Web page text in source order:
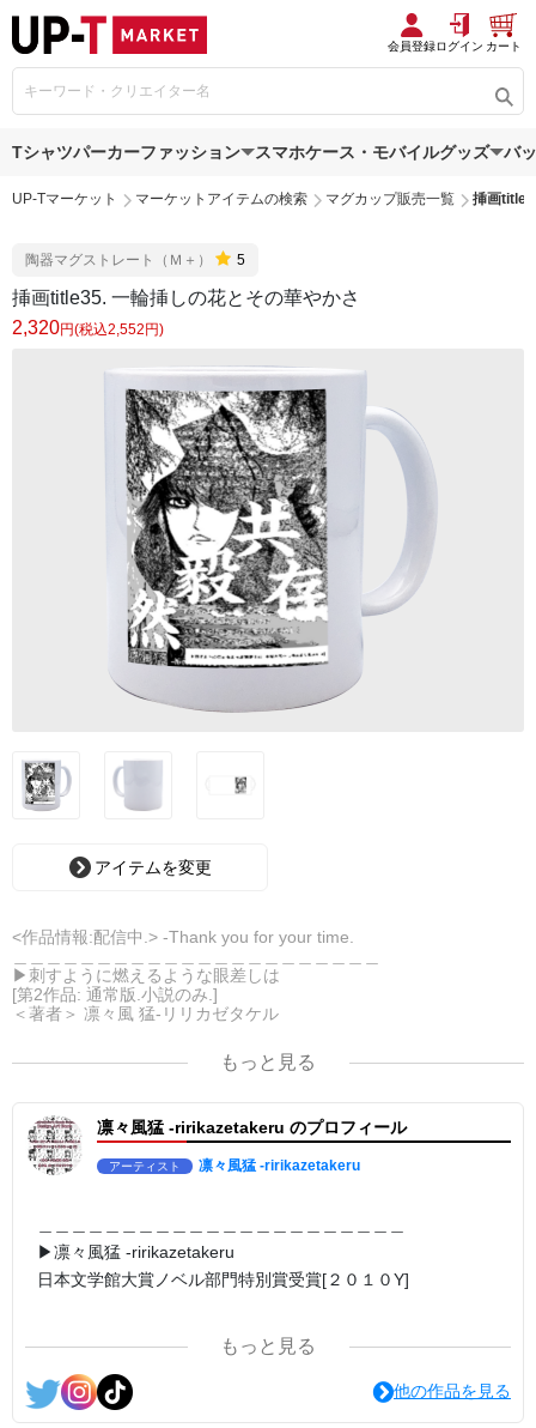
会員登録ログイン カート
Tシャツパーカーファッション スマホケース・モバイルグッズ バ
UP-Tマーケット マーケットアイテムの検索 マグカップ販売一覧 挿画
陶器マグストレート（Ｍ＋） 5
挿画title35. 一輪挿しの花とその華やかさ
2,320円(税込2,552円)
アイテムを変更
<作品情報:配信中.> -Thank you for your time.
▶︎刺すように燃えるような眼差しは
[第2作品: 通常版.小説のみ.]
＜著者＞ 凛々風 猛-リリカゼタケル
英語版: https://amzn.asia/d/eLvAyy5
＿＿＿＿＿＿＿＿＿＿＿＿＿＿＿＿＿＿＿＿＿＿
第2作品の章: “刺すように燃えるような眼差しは”
部分[主人公である小説家の遺作]を絵本化。
＜小説/絵本版＞ 凛々風猛-ririkazetakeru
日本語版: https://amzn.asia/d/d7stkOV
＜著者:小説/絵本/挿画作成＞凛々風 猛-リリカゼタケル
日本語版: https://amzn.asia/d/8oNk92Q
英語版: https://amzn.asia/d/gDGn5nK
＿＿＿＿＿＿＿＿＿＿＿＿＿＿＿＿＿＿＿＿＿＿
▶︎SUZURI https://suzuri.jp/ririkazetakeru
▶︎UP-T up-t.jp/creator/66b9c067ae64e
▶︎GICLEEPOD
もっと見る
凛々風猛 -ririkazetakeru のプロフィール
アーティスト 凛々風猛 -ririkazetakeru
▶︎凛々風猛 -ririkazetakeru
日本文学館大賞ノベル部門特別賞受賞[２０１０Y]
<作品情報:配信中.> -Thank you for your time.
＿＿＿＿＿＿＿＿＿＿＿＿＿＿＿＿＿＿＿＿＿＿
もっと見る
他の作品を見る